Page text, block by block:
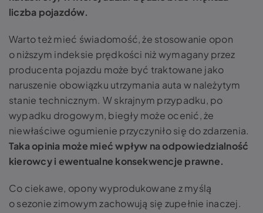
liczba pojazdów.
Warto też mieć świadomość, że stosowanie opon
o niższym indeksie prędkości niż wymagany przez
producenta pojazdu może być traktowane jako
naruszenie obowiązku utrzymania auta w należytym
stanie technicznym. W skrajnym przypadku, po
wypadku drogowym, biegły może ocenić, że
niewłaściwe ogumienie przyczyniło się do zdarzenia.
Taka opinia może mieć wpływ na odpowiedzialność
kierowcy i ewentualne konsekwencje prawne.
Co ciekawe, opony wyprodukowane z myślą
o sezonie zimowym zachowują się zupełnie inaczej.